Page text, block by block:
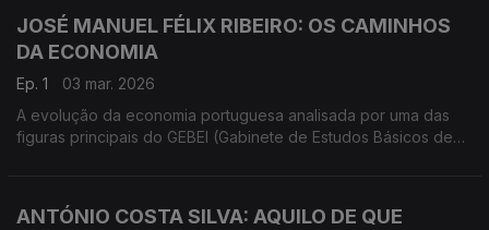
JOSÉ MANUEL FÉLIX RIBEIRO: OS CAMINHOS
DA ECONOMIA
Ep. 1
03 mar. 2026
A evolução da economia portuguesa analisada por uma das
figuras principais do GEBEI (Gabinete de Estudos Básicos de
ANTÓNIO COSTA SILVA: AQUILO DE QUE